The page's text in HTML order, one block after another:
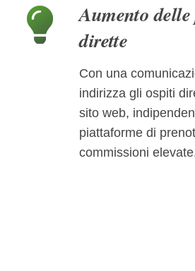
Aumento
dirette
Con una
indirizza gli ospiti
sito web,
piattaforme di
commissioni